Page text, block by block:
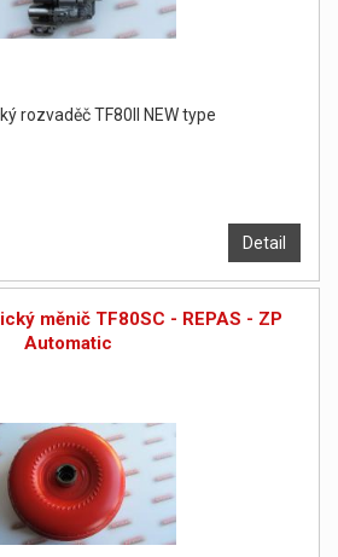
rozvaděč TF80II NEW type
Detail
měnič TF80SC - REPAS - ZP
Automatic